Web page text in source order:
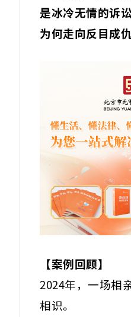
是冰冷无情的诉
为何走向反目成
【案例回顾】
2024年，一场相
相识。